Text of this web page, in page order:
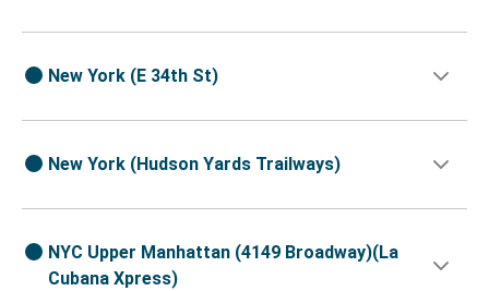
New York (E 34th St)
New York (Hudson Yards Trailways)
NYC Upper Manhattan (4149 Broadway)(La
Cubana Xpress)